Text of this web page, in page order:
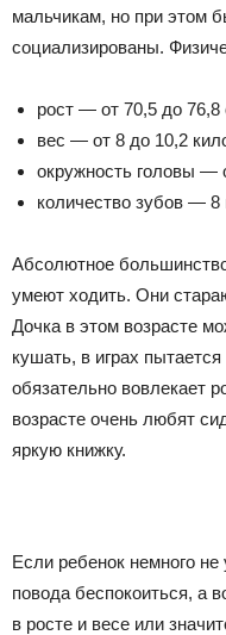
мальчикам, но при этом
социализированы.
рост — от 70,5 до 76,8
вес — от 8 до 10,2
окружность головы —
количество зубов — 8
Абсолютное
умеют ходить. Они
Дочка в этом возрасте
кушать, в играх
обязательно вовлекает
возрасте очень любят
яркую книжку.
Если ребенок немного
повода беспокоиться, а
в росте и весе или